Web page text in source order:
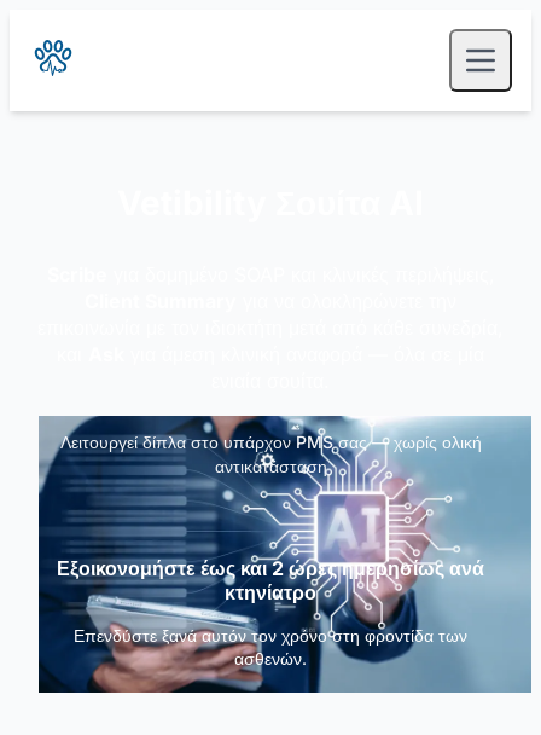
Λειτουργεί δίπλα στο υπάρχον PMS σας — χωρίς ολική
αντικατάσταση
Εξοικονομήστε έως και 2 ώρες ημερησίως ανά
κτηνίατρο
Επενδύστε ξανά αυτόν τον χρόνο στη φροντίδα των
ασθενών.